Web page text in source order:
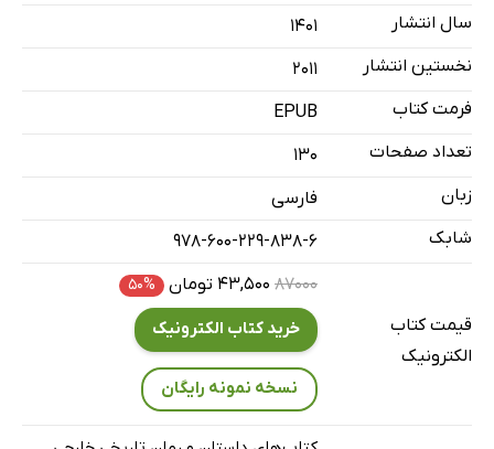
سال انتشار
۱۴۰۱
نخستین انتشار
2011
فرمت کتاب
EPUB
تعداد صفحات
130
زبان
فارسی
شابک
978-600-229-838-6
قیمت کتاب
الکترونیک
۸۷۰۰۰ ۴۳,۵۰۰ تومان ۵۰%
خرید کتاب الکترونیک
نسخه نمونه رایگان